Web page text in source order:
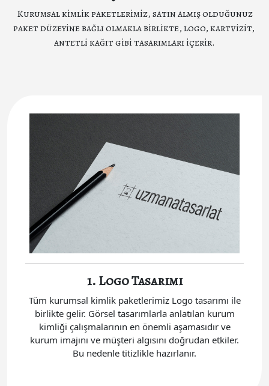
Kurumsal kimlik paketlerimiz, satın almış olduğunuz
paket düzeyine bağlı olmakla birlikte, logo, kartvizit,
antetli kağıt gibi tasarımları içerir.
1. Logo Tasarımı
Tüm kurumsal kimlik paketlerimiz Logo tasarımı ile
birlikte gelir. Görsel tasarımlarla anlatılan kurum
kimliği çalışmalarının en önemli aşamasıdır ve
kurum imajını ve müşteri algısını doğrudan etkiler.
Bu nedenle titizlikle hazırlanır.